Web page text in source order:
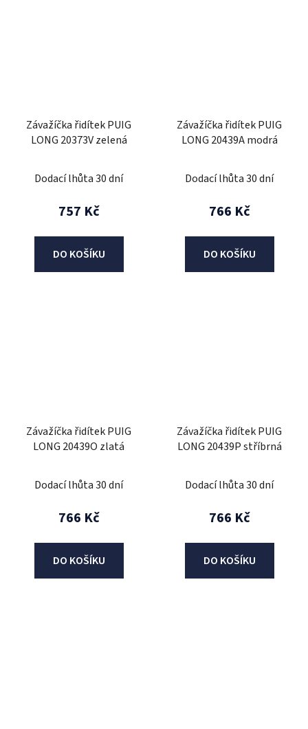
Závažíčka řidítek PUIG
LONG 20373V zelená
Dodací lhůta 30 dní
757 Kč
DO KOŠÍKU
Závažíčka řidítek PUIG
LONG 20439A modrá
Dodací lhůta 30 dní
766 Kč
DO KOŠÍKU
Závažíčka řidítek PUIG
LONG 20439O zlatá
Dodací lhůta 30 dní
766 Kč
DO KOŠÍKU
Závažíčka řidítek PUIG
LONG 20439P stříbrná
Dodací lhůta 30 dní
766 Kč
DO KOŠÍKU